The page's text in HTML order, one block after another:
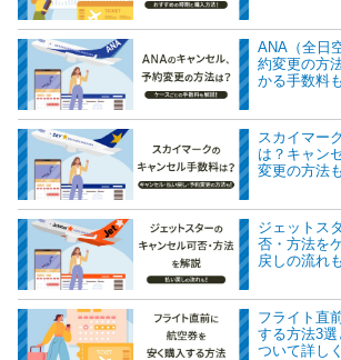
ANA（全日
約変更の方
かる手数料
スカイマー
は？キャン
変更の方法
ジェットス
否・方法を
戻しの流れ
フライト直
する方法3
ついて詳し